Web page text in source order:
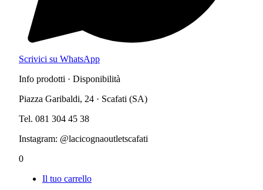
Scrivici su WhatsApp
Info prodotti · Disponibilità
Piazza Garibaldi, 24 · Scafati (SA)
Tel. 081 304 45 38
Instagram: @lacicognaoutletscafati
0
Il tuo carrello